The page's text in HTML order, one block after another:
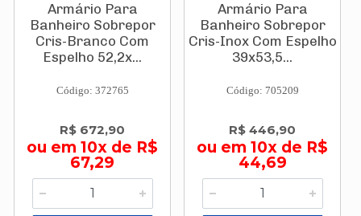
Armário Para
Banheiro Sobrepor
Cris-Branco Com
Espelho 52,2x...
Código: 372765
R$ 672,90
ou em 10x de R$
67,29
Armário Para
Banheiro Sobrepor
Cris-Inox Com Espelho
39x53,5...
Código: 705209
R$ 446,90
ou em 10x de R$
44,69